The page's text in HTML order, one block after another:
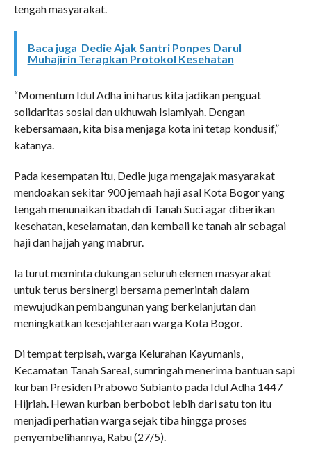
tengah masyarakat.
Baca juga Dedie Ajak Santri Ponpes Darul
Muhajirin Terapkan Protokol Kesehatan
“Momentum Idul Adha ini harus kita jadikan penguat
solidaritas sosial dan ukhuwah Islamiyah. Dengan
kebersamaan, kita bisa menjaga kota ini tetap kondusif,”
katanya.
Pada kesempatan itu, Dedie juga mengajak masyarakat
mendoakan sekitar 900 jemaah haji asal Kota Bogor yang
tengah menunaikan ibadah di Tanah Suci agar diberikan
kesehatan, keselamatan, dan kembali ke tanah air sebagai
haji dan hajjah yang mabrur.
Ia turut meminta dukungan seluruh elemen masyarakat
untuk terus bersinergi bersama pemerintah dalam
mewujudkan pembangunan yang berkelanjutan dan
meningkatkan kesejahteraan warga Kota Bogor.
Di tempat terpisah, warga Kelurahan Kayumanis,
Kecamatan Tanah Sareal, sumringah menerima bantuan sapi
kurban Presiden Prabowo Subianto pada Idul Adha 1447
Hijriah. Hewan kurban berbobot lebih dari satu ton itu
menjadi perhatian warga sejak tiba hingga proses
penyembelihannya, Rabu (27/5).